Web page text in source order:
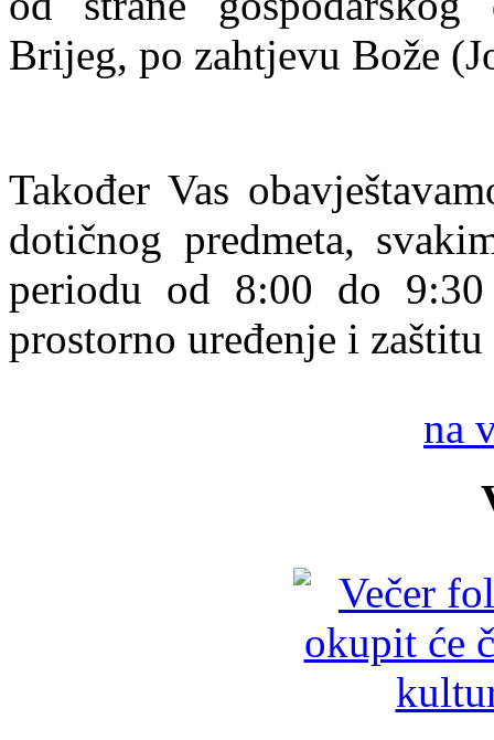
Brijeg, po zahtjevu Bože
Također Vas
dotičnog predmeta,
periodu od 8:00 do
prostorno uređenje i
na